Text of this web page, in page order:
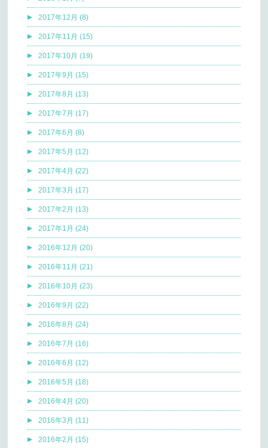
2017年12月 (8)
2017年11月 (15)
2017年10月 (19)
2017年9月 (15)
2017年8月 (13)
2017年7月 (17)
2017年6月 (8)
2017年5月 (12)
2017年4月 (22)
2017年3月 (17)
2017年2月 (13)
2017年1月 (24)
2016年12月 (20)
2016年11月 (21)
2016年10月 (23)
2016年9月 (22)
2016年8月 (24)
2016年7月 (16)
2016年6月 (12)
2016年5月 (18)
2016年4月 (20)
2016年3月 (11)
2016年2月 (15)